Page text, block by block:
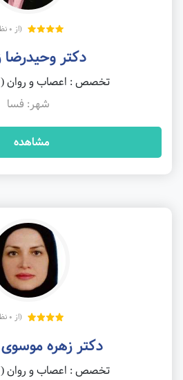
(از 0 نظر)
دکتر وحیدرضا
تخصص : اعصاب و روان (
شهر: فسا
مشاهده
(از 0 نظر)
دکتر زهره موسوی
تخصص : اعصاب و روان (